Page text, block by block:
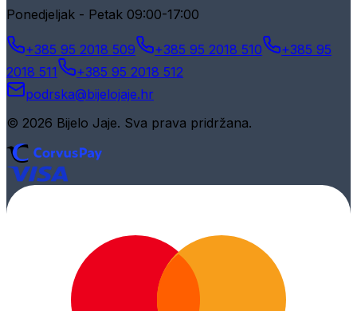
Ponedjeljak - Petak 09:00-17:00
+385 95 2018 509 +385 95 2018 510
+385 95
2018 511
+385 95 2018 512
podrska@bijelojaje.hr
© 2026 Bijelo Jaje. Sva prava pridržana.